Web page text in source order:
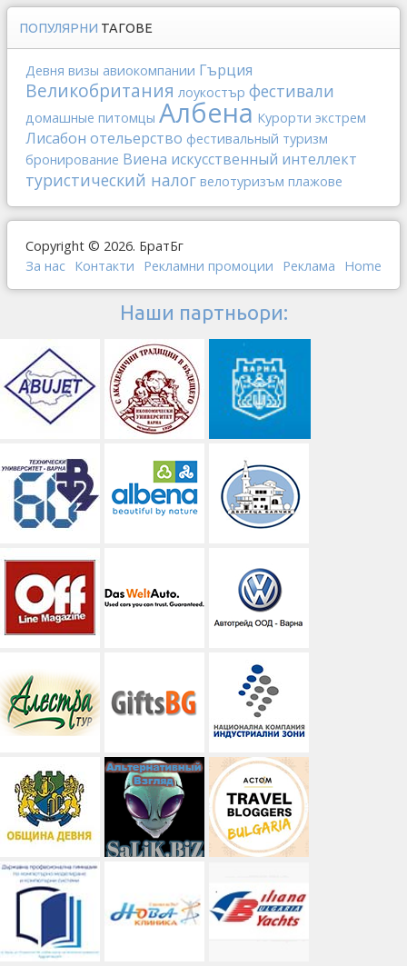
ПОПУЛЯРНИ ТАГОВЕ
Девня визы авиокомпании Гърция
Великобритания лоукостър фестивали
домашные питомцы Албена Курорти экстрем
Лисабон отельерство фестивальный туризм
бронирование Виена искусственный интеллект
туристический налог велотуризъм плажове
Copyright © 2026. БратБг
За нас Контакти Рекламни промоции Реклама Home
Наши партньори: